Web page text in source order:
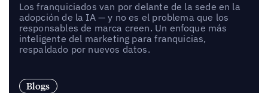
Los franquiciados van por delante de la sede en la
adopción de la IA — y no es el problema que los
responsables de marca creen. Un enfoque más
inteligente del marketing para franquicias,
respaldado por nuevos datos.
Blogs